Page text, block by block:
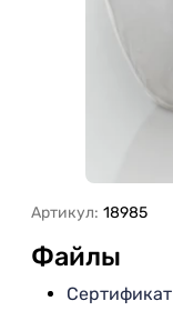
Артикул: 18985
Файлы
Сертификат